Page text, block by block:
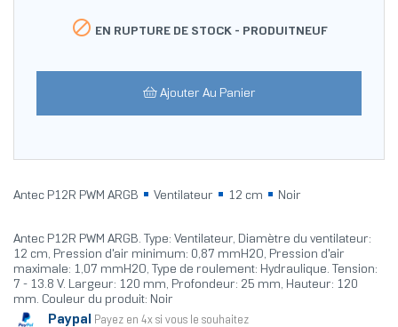
 EN RUPTURE DE STOCK - PRODUITNEUF
Ajouter Au Panier
Antec P12R PWM ARGB Ventilateur 12 cm Noir
Antec P12R PWM ARGB. Type: Ventilateur, Diamètre du ventilateur:
12 cm, Pression d'air minimum: 0,87 mmH2O, Pression d'air
maximale: 1,07 mmH2O, Type de roulement: Hydraulique. Tension:
7 - 13.8 V. Largeur: 120 mm, Profondeur: 25 mm, Hauteur: 120
mm. Couleur du produit: Noir
Paypal Payez en 4x si vous le souhaitez